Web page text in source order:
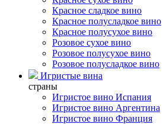
Красное сладкое вино
Красное полусладкое вино
Красное полусухое вино
Розовое сухое вино
Розовое полусухое вино
Розовое полусладкое вино
Игристые вина
страны
Игристое вино Испания
Игристое вино Аргентина
Игристое вино Франция